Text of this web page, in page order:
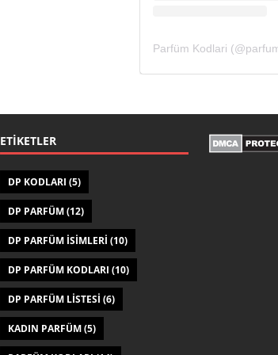
ETIKETLER
DP KODLARI (5)
DP PARFÜM(12)
DP PARFÜM ISIMLERI (10)
DP PARFÜM KODLARI (10)
DP PARFÜM LISTESI (6)
KADIN PARFÜM(5)